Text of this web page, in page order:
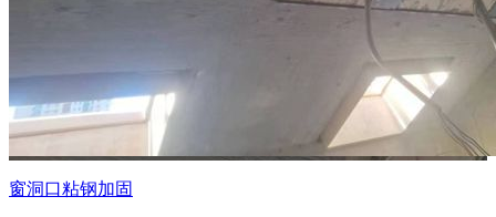
窗洞口粘钢加固